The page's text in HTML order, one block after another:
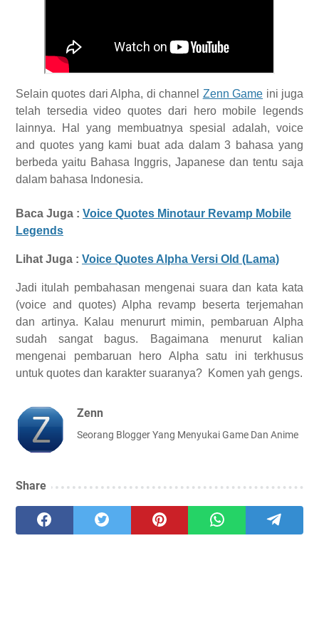
Selain quotes dari Alpha, di channel Zenn Game ini juga
telah tersedia video quotes dari hero mobile legends
lainnya. Hal yang membuatnya spesial adalah, voice
and quotes yang kami buat ada dalam 3 bahasa yang
berbeda yaitu Bahasa Inggris, Japanese dan tentu saja
dalam bahasa Indonesia.
Baca Juga : Voice Quotes Minotaur Revamp Mobile
Legends
Lihat Juga : Voice Quotes Alpha Versi Old (Lama)
Jadi itulah pembahasan mengenai suara dan kata kata
(voice and quotes) Alpha revamp beserta terjemahan
dan artinya. Kalau menururt mimin, pembaruan Alpha
sudah sangat bagus. Bagaimana menurut kalian
mengenai pembaruan hero Alpha satu ini terkhusus
untuk quotes dan karakter suaranya? Komen yah gengs.
Zenn
Seorang Blogger Yang Menyukai Game Dan Anime
Share